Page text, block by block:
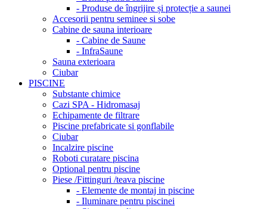
- Produse de îngrijire și protecție a saunei
Accesorii pentru seminee si sobe
Cabine de sauna interioare
- Cabine de Saune
- InfraSaune
Sauna exterioara
Ciubar
PISCINE
Substante chimice
Cazi SPA - Hidromasaj
Echipamente de filtrare
Piscine prefabricate si gonflabile
Ciubar
Incalzire piscine
Roboti curatare piscina
Optional pentru piscine
Piese /Fittinguri /teava piscine
- Elemente de montaj in piscine
- Iluminare pentru piscinei